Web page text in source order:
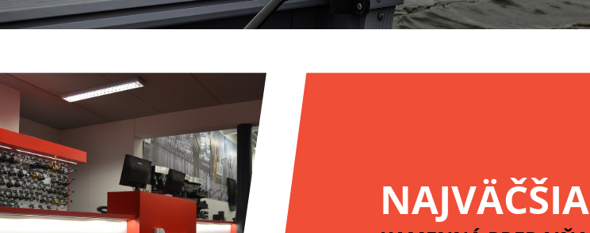
NAJVÄČŠIA